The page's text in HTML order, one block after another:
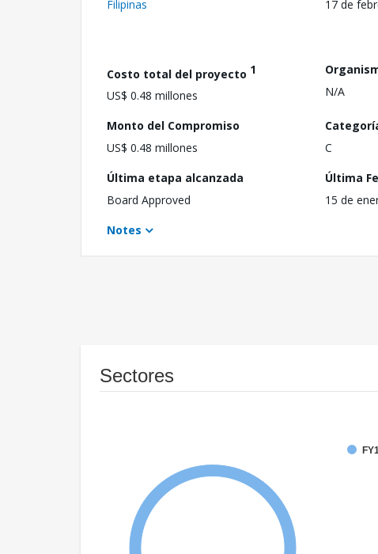
Filipinas
17 de
Costo total del proyecto 1
US$ 0.48 millones
N/A
Monto del Compromiso
US$ 0.48 millones
C
Última etapa alcanzada
Board Approved
Última
15 de
Notes
Sectores